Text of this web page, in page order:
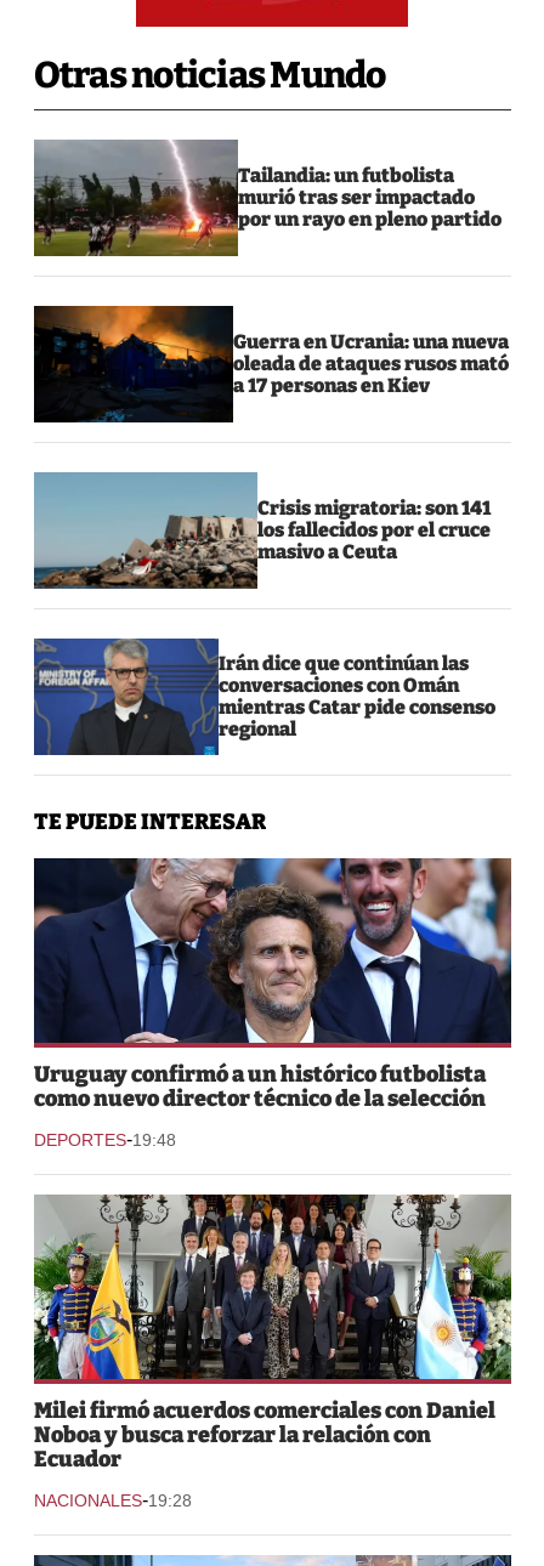
Otras noticias Mundo
Tailandia: un futbolista
murió tras ser impactado
por un rayo en pleno partido
Guerra en Ucrania: una nueva
oleada de ataques rusos mató
a 17 personas en Kiev
Crisis migratoria: son 141
los fallecidos por el cruce
masivo a Ceuta
Irán dice que continúan las
conversaciones con Omán
mientras Catar pide consenso
regional
TE PUEDE INTERESAR
Uruguay confirmó a un histórico futbolista
como nuevo director técnico de la selección
DEPORTES-19:48
Milei firmó acuerdos comerciales con Daniel
Noboa y busca reforzar la relación con
Ecuador
NACIONALES-19:28